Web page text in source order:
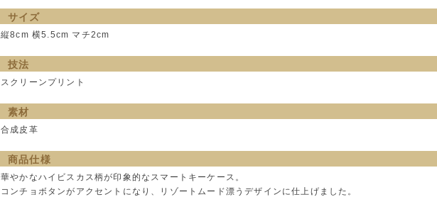
サイズ
縦8cm 横5.5cm マチ2cm
技法
スクリーンプリント
素材
合成皮革
商品仕様
華やかなハイビスカス柄が印象的なスマートキーケース。
コンチョボタンがアクセントになり、リゾートムード漂うデザインに仕上げました。